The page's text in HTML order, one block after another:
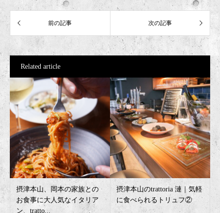
Related article
摂津本山、岡本の家族との
お食事に大人気なイタリア
ン、tratto...
摂津本山のtrattoria 漣｜気軽
に食べられるトリュフ②